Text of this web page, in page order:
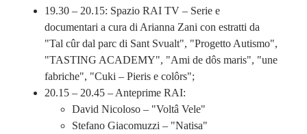
19.30 – 20.15: Spazio RAI TV – Serie e
documentari a cura di Arianna Zani con estratti da
"Tal cûr dal parc di Sant Svualt", "Progetto Autismo",
"TASTING ACADEMY", "Ami de dôs maris", "une
fabriche", "Cuki – Pieris e colôrs";
20.15 – 20.45 – Anteprime RAI:
David Nicoloso – "Voltâ Vele"
Stefano Giacomuzzi – "Natisa"